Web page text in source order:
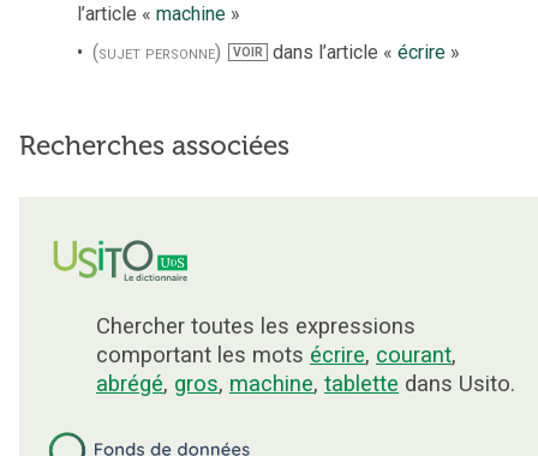
l’article « machine »
(sujet personne)
VOIR dans l’article « écrire»
Recherches associées
Chercher toutes les expressions
comportant les mots écrire, courant,
abrégé, gros, machine, tablette dans Usito.